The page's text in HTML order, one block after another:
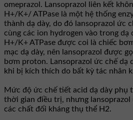
omeprazol. Lansoprazol liên kết
H+/K+/ ATPase là một hệ thống
thành dạ dày, do đó lansoprazol ức
cùng các ion hydrogen vào trong dạ
H+/K+ ATPase được coi là chiếc
mạc dạ dày, nên lansoprazol được
bơm proton. Lansoprazol ức chế dạ
khi bị kích thích do bất kỳ tác nhân
Mức độ ức chế tiết acid dạ dày phụ
thời gian điều trị, nhưng
các chất đối kháng thụ thể H2.